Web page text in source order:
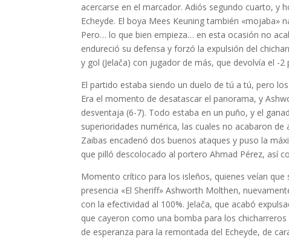
acercarse en el marcador. Adiós segundo cuarto, y
Echeyde. El boya Mees Keuning también «mojaba»
Pero… lo que bien empieza… en esta ocasión no
endureció su defensa y forzó la expulsión del
y gol (Jelača) con jugador de más, que devolvía el -
El partido estaba siendo un duelo de tú a tú, pero
Era el momento de desatascar el panorama, y
desventaja (6-7). Todo estaba en un puño, y el
superioridades numérica, las cuales no acabaron
Zaibas encadenó dos buenos ataques y puso la
que pilló descolocado al portero Ahmad Pérez, así
Momento crítico para los isleños, quienes veían
presencia «El Sheriff» Ashworth Molthen,
con la efectividad al 100%. Jelača, que acabó
que cayeron como una bomba para los
de esperanza para la remontada del Echeyde, de